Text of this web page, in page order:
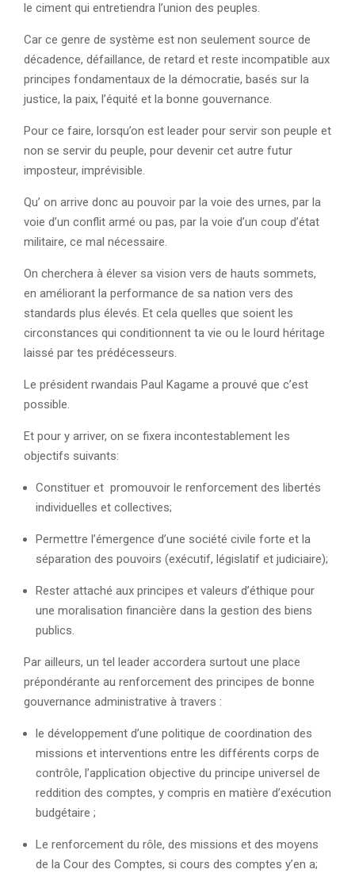
le ciment qui entretiendra l’union des peuples.
Car ce genre de système est non seulement source de
décadence, défaillance, de retard et reste incompatible aux
principes fondamentaux de la démocratie, basés sur la
justice, la paix, l’équité et la bonne gouvernance.
Pour ce faire, lorsqu’on est leader pour servir son peuple et
non se servir du peuple, pour devenir cet autre futur
imposteur, imprévisible.
Qu’ on arrive donc au pouvoir par la voie des urnes, par la
voie d’un conflit armé ou pas, par la voie d’un coup d’état
militaire, ce mal nécessaire.
On cherchera à élever sa vision vers de hauts sommets,
en améliorant la performance de sa nation vers des
standards plus élevés. Et cela quelles que soient les
circonstances qui conditionnent ta vie ou le lourd héritage
laissé par tes prédécesseurs.
Le président rwandais Paul Kagame a prouvé que c’est
possible.
Et pour y arriver, on se fixera incontestablement les
objectifs suivants:
Constituer et promouvoir le renforcement des libertés
individuelles et collectives;
Permettre l’émergence d’une société civile forte et la
séparation des pouvoirs (exécutif, législatif et judiciaire);
Rester attaché aux principes et valeurs d’éthique pour
une moralisation financière dans la gestion des biens
publics.
Par ailleurs, un tel leader accordera surtout une place
prépondérante au renforcement des principes de bonne
gouvernance administrative à travers :
le développement d’une politique de coordination des
missions et interventions entre les différents corps de
contrôle, l’application objective du principe universel de
reddition des comptes, y compris en matière d’exécution
budgétaire ;
Le renforcement du rôle, des missions et des moyens
de la Cour des Comptes, si cours des comptes y’en a;